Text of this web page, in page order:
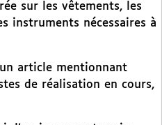
sur les vêtements, les
instruments nécessaires à
article mentionnant
de réalisation en cours,